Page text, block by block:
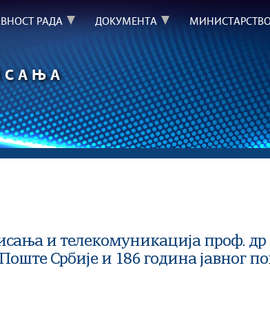
РАДА ДОКУМЕНТА
и телекомуникација проф. др
Србије и 186 година јавног